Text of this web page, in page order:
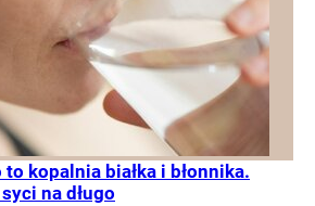
kopalnia białka i błonnika.
na długo